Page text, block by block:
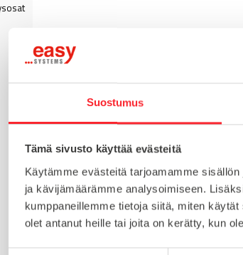
Suostumus
Tämä sivusto käyttää evästeitä
Käytämme evästeitä tarjoamamme
ja kävijämäärämme analysoimiseen.
kumppaneillemme tietoja siitä, miten
olet antanut heille tai joita on kerätty, kun
MATERIAALI
MYYNTIERÄ
Kysy tuotteista: